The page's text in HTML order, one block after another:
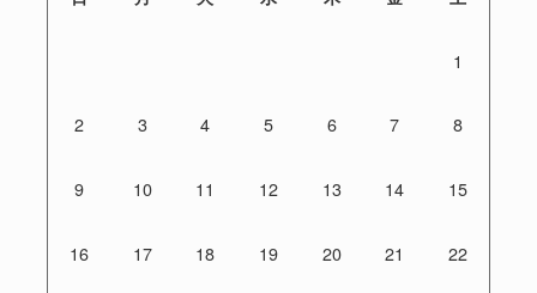
1
2 3 4 5 6 7 8
9 10 11 12 13 14 15
16 17 18 19 20 21 22